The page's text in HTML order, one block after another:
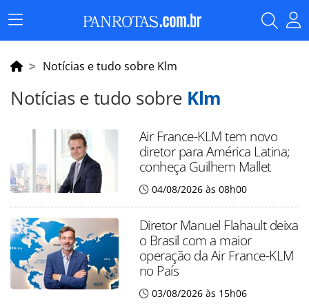
Menu
Principal
Notícias e tudo sobre Klm
Notícias e tudo sobre Klm
Air France-KLM tem novo
diretor para América Latina;
conheça Guilhem Mallet
04/08/2026 às 08h00
Diretor Manuel Flahault deixa
o Brasil com a maior
operação da Air France-KLM
no País
03/08/2026 às 15h06